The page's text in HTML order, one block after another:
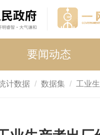
要闻动态
计数据 数据集 工业